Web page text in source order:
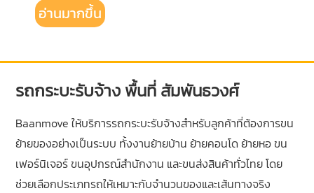
อ่านมากขึ้น
รถกระบะรับจ้าง พื้นที่ สัมพันธวงศ์
Baanmove ให้บริการรถกระบะรับจ้างสำหรับลูกค้าที่ต้องการขน
ย้ายของอย่างเป็นระบบ ทั้งงานย้ายบ้าน ย้ายคอนโด ย้ายหอ ขน
เฟอร์นิเจอร์ ขนอุปกรณ์สำนักงาน และขนส่งสินค้าทั่วไทย โดย
ช่วยเลือกประเภทรถให้เหมาะกับจำนวนของและเส้นทางจริง